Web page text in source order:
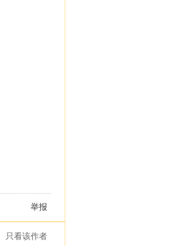
举报
只看该作者